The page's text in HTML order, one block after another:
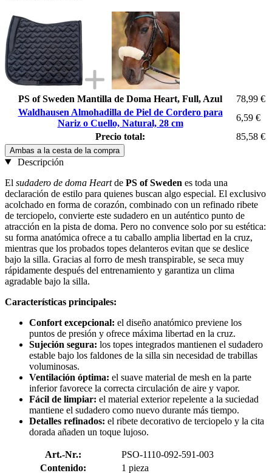
PS of Sweden Mantilla de Doma Heart, Full, Azul
78,99 €
Waldhausen Almohadilla de Piel de Cordero para
Nariz o Cuello, Natural, 28 cm
6,59 €
Precio total:
85,58 €
Ambas a la cesta de la compra
Descripción
El sudadero de doma Heartde PS of Sweden es toda una
declaración de estilo para quienes buscan algo especial. El exclusivo
acolchado en forma de corazón, combinado con un refinado ribete
de terciopelo, convierte este sudadero en un auténtico punto de
atracción en la pista de doma. Pero no convence solo por su estética:
su forma anatómica ofrece a tu caballo amplia libertad en la cruz,
mientras que los probados topes delanteros evitan que se deslice
bajo la silla. Gracias al forro de mesh transpirable, se seca muy
rápidamente después del entrenamiento y garantiza un clima
agradable bajo la silla.
Características principales:
Confort excepcional: el diseño anatómico previene los
puntos de presión y ofrece máxima libertad en la cruz.
Sujeción segura: los topes integrados mantienen el sudadero
estable bajo los faldones de la silla sin necesidad de trabillas
voluminosas.
Ventilación óptima: el suave material de mesh en la parte
inferior favorece la correcta circulación de aire y vapor.
Fácil de limpiar: el material exterior repelente a la suciedad
mantiene el sudadero como nuevo durante más tiempo.
Detalles refinados: el ribete decorativo de terciopelo y la cita
dorada añaden un toque lujoso.
Art.-Nr.:
PSO-1110-092-591-003
Contenido:
1 pieza